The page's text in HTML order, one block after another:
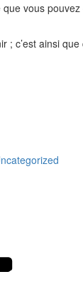
vous
; c’est ainsi